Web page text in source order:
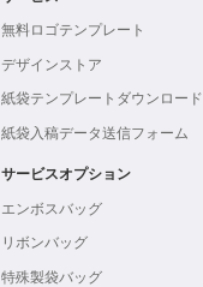
無料ロゴテンプレート
デザインストア
紙袋テンプレートダウンロード
紙袋入稿データ送信フォーム
サービスオプション
エンボスバッグ
リボンバッグ
特殊製袋バッグ